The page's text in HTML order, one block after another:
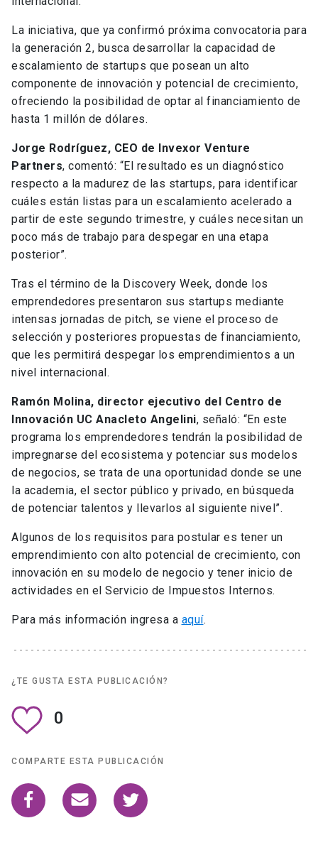
La iniciativa, que ya confirmó próxima convocatoria para
la generación 2, busca desarrollar la capacidad de
escalamiento de startups que posean un alto
componente de innovación y potencial de crecimiento,
ofreciendo la posibilidad de optar al financiamiento de
hasta 1 millón de dólares.
Jorge Rodríguez, CEO de Invexor Venture
Partners, comentó: “El resultado es un diagnóstico
respecto a la madurez de las startups, para identificar
cuáles están listas para un escalamiento acelerado a
partir de este segundo trimestre, y cuáles necesitan un
poco más de trabajo para despegar en una etapa
posterior”.
Tras el término de la Discovery Week, donde los
emprendedores presentaron sus startups mediante
intensas jornadas de pitch, se viene el proceso de
selección y posteriores propuestas de financiamiento,
que les permitirá despegar los emprendimientos a un
nivel internacional.
Ramón Molina, director ejecutivo del Centro de
Innovación UC Anacleto Angelini, señaló: “En este
programa los emprendedores tendrán la posibilidad de
impregnarse del ecosistema y potenciar sus modelos
de negocios, se trata de una oportunidad donde se une
la academia, el sector público y privado, en búsqueda
de potenciar talentos y llevarlos al siguiente nivel”.
Algunos de los requisitos para postular es tener un
emprendimiento con alto potencial de crecimiento, con
innovación en su modelo de negocio y tener inicio de
actividades en el Servicio de Impuestos Internos.
Para más información ingresa a aquí.
¿TE GUSTA ESTA PUBLICACIÓN?
0
COMPARTE ESTA PUBLICACIÓN